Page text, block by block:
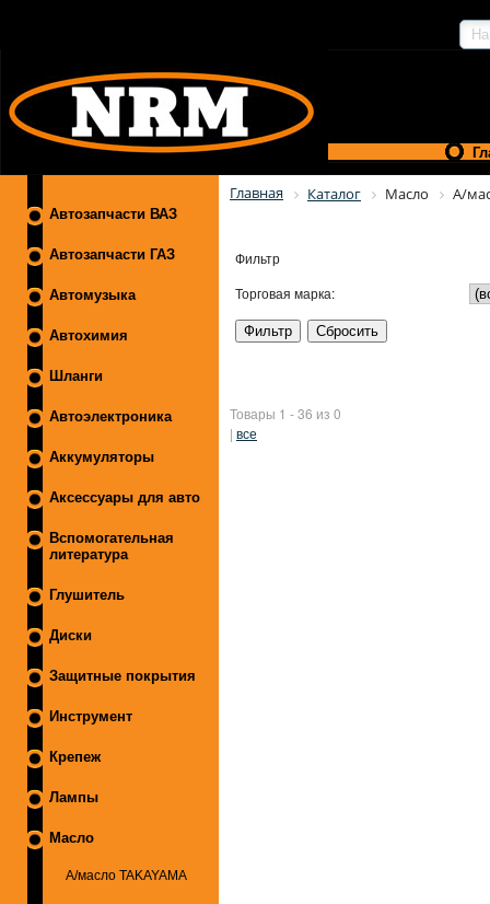
Автозапчасти ВАЗ
Автозапчасти ГАЗ
Автомузыка
Автохимия
Шланги
Автоэлектроника
Аккумуляторы
Аксессуары для авто
Вспомогательная
литература
Глушитель
Диски
Защитные покрытия
Инструмент
Крепеж
Лампы
Масло
А/масло TAKAYAMA
Главная Каталог Масло А/
Фильтр
Торговая марка:
Товары 1 - 36 из 0
| все